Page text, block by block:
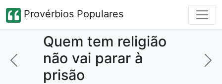
Provérbios Populares
Quem tem religião
não vai parar à
prisão